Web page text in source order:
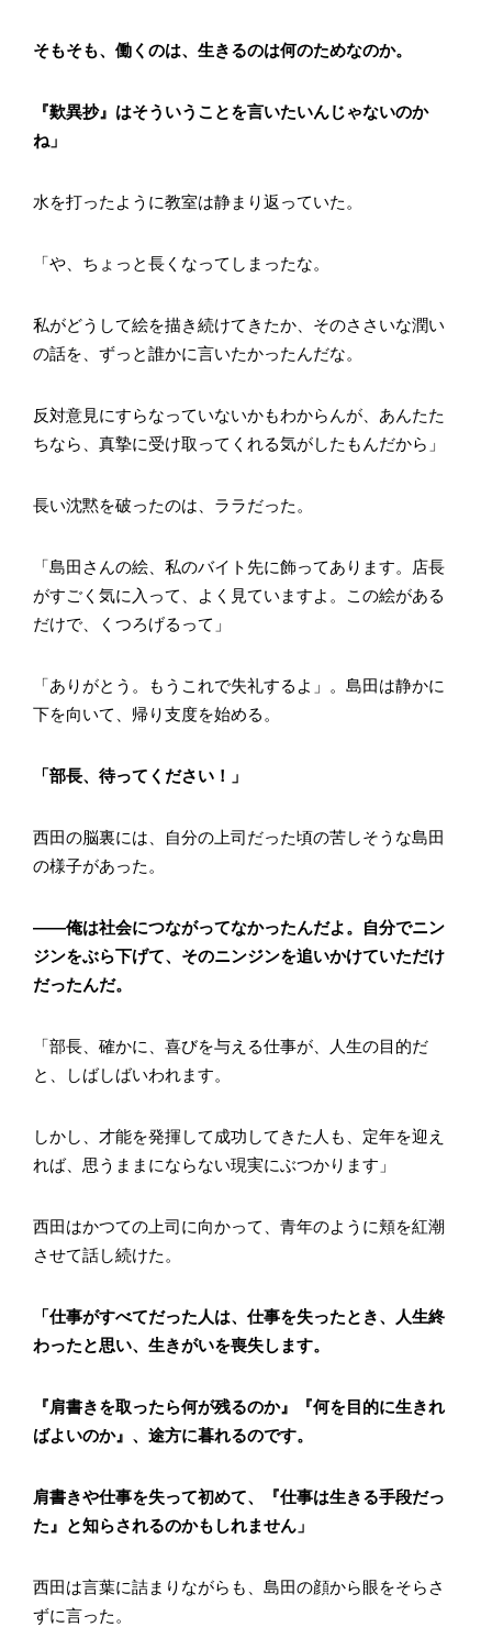
そもそも、働くのは、生きるのは何のためなのか。
『歎異抄』はそういうことを言いたいんじゃないのか
ね」
水を打ったように教室は静まり返っていた。
「や、ちょっと長くなってしまったな。
私がどうして絵を描き続けてきたか、そのささいな潤い
の話を、ずっと誰かに言いたかったんだな。
反対意見にすらなっていないかもわからんが、あんたた
ちなら、真摯に受け取ってくれる気がしたもんだから」
長い沈黙を破ったのは、ララだった。
「島田さんの絵、私のバイト先に飾ってあります。店長
がすごく気に入って、よく見ていますよ。この絵がある
だけで、くつろげるって」
「ありがとう。もうこれで失礼するよ」。島田は静かに
下を向いて、帰り支度を始める。
「部長、待ってください！」
西田の脳裏には、自分の上司だった頃の苦しそうな島田
の様子があった。
――俺は社会につながってなかったんだよ。自分でニン
ジンをぶら下げて、そのニンジンを追いかけていただけ
だったんだ。
「部長、確かに、喜びを与える仕事が、人生の目的だ
と、しばしばいわれます。
しかし、才能を発揮して成功してきた人も、定年を迎え
れば、思うままにならない現実にぶつかります」
西田はかつての上司に向かって、青年のように頬を紅潮
させて話し続けた。
「仕事がすべてだった人は、仕事を失ったとき、人生終
わったと思い、生きがいを喪失します。
『肩書きを取ったら何が残るのか』『何を目的に生きれ
ばよいのか』、途方に暮れるのです。
肩書きや仕事を失って初めて、『仕事は生きる手段だっ
た』と知らされるのかもしれません」
西田は言葉に詰まりながらも、島田の顔から眼をそらさ
ずに言った。